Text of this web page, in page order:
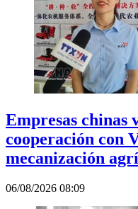
Empresas chinas
cooperación con
mecanización
06/08/2026 08:09